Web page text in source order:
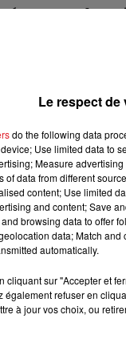
LE
Pour son 1er
aprés ses
il sera
c'est une
bases de
distance.
vaut un lot de ce
un passage à
confirmer son
son deuxième
de ce genre.
la Psf, et lui
un accessit
des pistes :
Le respect
do the following data
Use limited data to
Measure
of data from different
content; Use limited
and content; Save
browsing data to offer
data; Match
automatically.
cliquant sur "Accepter et
également refuser en
à jour vos choix, ou